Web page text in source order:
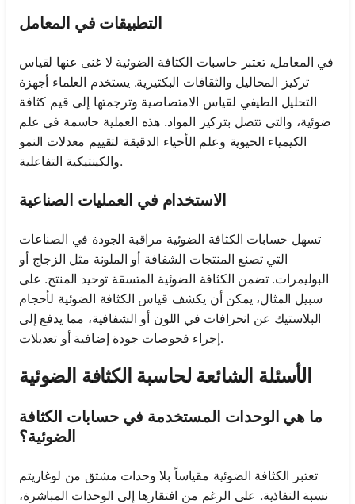
التطبيقات في المعامل
في المعامل، تعتبر حاسبات الكثافة الضوئية لا غنى عنها لقياس
تركيز المحاليل والثقافات البكتيرية. يستخدم العلماء أجهزة
التحليل الطيفي لقياس الامتصاصية وترجمتها إلى قيم كثافة
ضوئية، والتي تتصل بتركيز المواد. هذه العملية حاسمة في علم
الكيمياء الحيوية وعلم الأحياء الدقيقة لتقييم معدلات النمو
والكينتيكية التفاعلية.
الاستخدام في العمليات الصناعية
تسهل حسابات الكثافة الضوئية مراقبة الجودة في الصناعات
التي تصنع المنتجات الشفافة أو الملونة مثل الزجاج أو
البوليمرات. تضمن الكثافة الضوئية المتسقة توحيد المنتج. على
سبيل المثال، يمكن أن يكشف قياس الكثافة الضوئية لأحجام
البلاستيك عن انحرافات في اللون أو الشفافية، مما يدفع إلى
إجراء فحوصات جودة إضافية أو تعديلات.
الأسئلة الشائعة لحاسبة الكثافة الضوئية
ما هي الوحدات المستخدمة في حسابات الكثافة
الضوئية؟
تعتبر الكثافة الضوئية مقياساً بلا وحدات مشتق من لوغاريتم
نسبة النفاذية. على الرغم من افتقارها إلى الوحدات المباشرة،